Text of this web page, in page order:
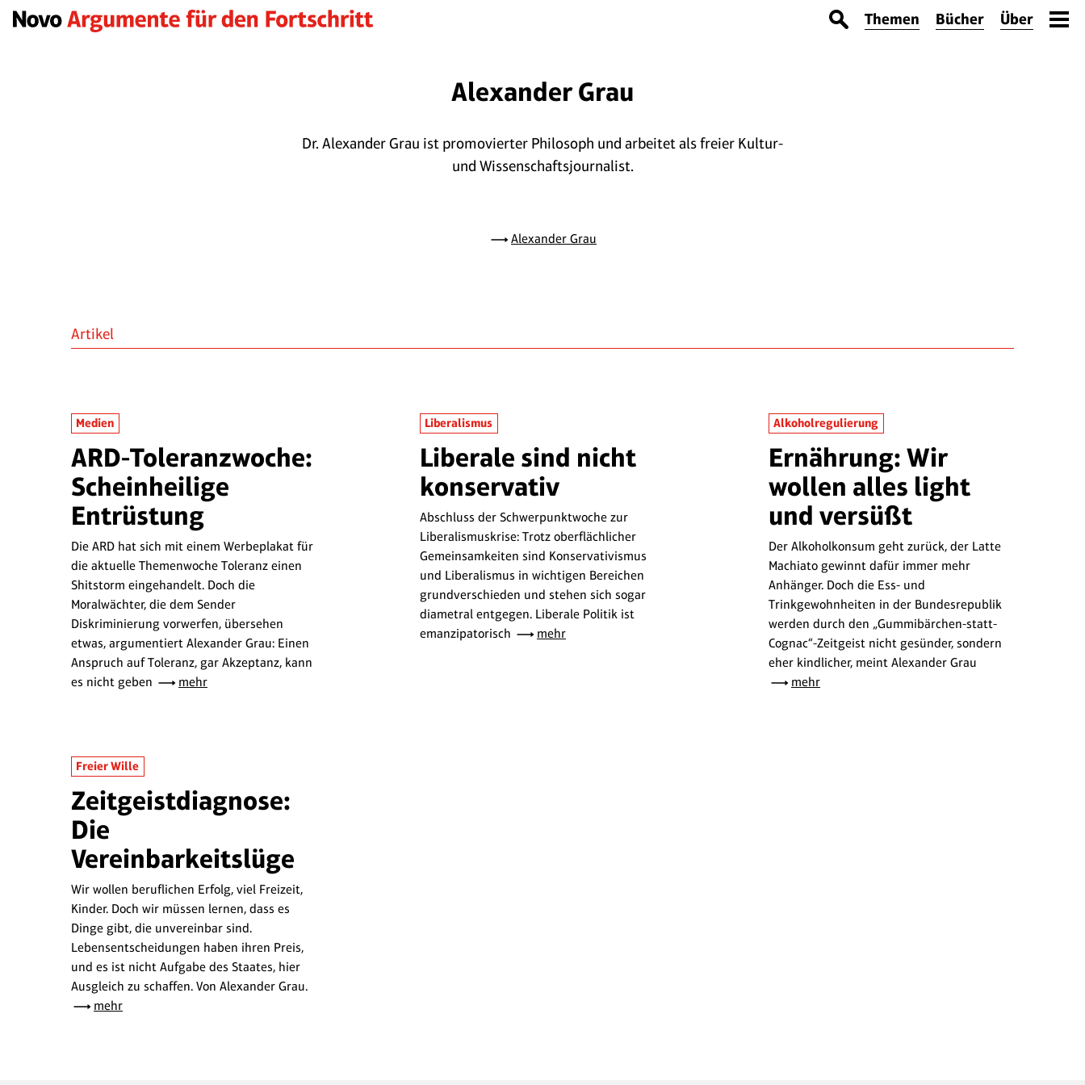
Themen Bücher Über
Alexander Grau
Dr. Alexander Grau ist promovierter Philosoph und arbeitet als freier Kultur-
und Wissenschaftsjournalist.
Alexander Grau
Artikel
Medien
ARD-Toleranzwoche:
Scheinheilige
Entrüstung
Die ARD hat sich mit einem Werbeplakat für
die aktuelle Themenwoche Toleranz einen
Shitstorm eingehandelt. Doch die
Moralwächter, die dem Sender
Diskriminierung vorwerfen, übersehen
etwas, argumentiert Alexander Grau: Einen
Anspruch auf Toleranz, gar Akzeptanz, kann
es nicht geben
mehr
Liberalismus
Liberale sind nicht
konservativ
Abschluss der Schwerpunktwoche zur
Liberalismuskrise: Trotz oberflächlicher
Gemeinsamkeiten sind Konservativismus
und Liberalismus in wichtigen Bereichen
grundverschieden und stehen sich sogar
diametral entgegen. Liberale Politik ist
emanzipatorisch
mehr
Alkoholregulierung
Ernährung: Wir
wollen alles light
und versüßt
Der Alkoholkonsum geht zurück, der Latte
Machiato gewinnt dafür immer mehr
Anhänger. Doch die Ess- und
Trinkgewohnheiten in der Bundesrepublik
werden durch den „Gummibärchen-statt-
Cognac“-Zeitgeist nicht gesünder, sondern
eher kindlicher, meint Alexander Grau
mehr
Freier Wille
Zeitgeistdiagnose:
Die
Vereinbarkeitslüge
Wir wollen beruflichen Erfolg, viel Freizeit,
Kinder. Doch wir müssen lernen, dass es
Dinge gibt, die unvereinbar sind.
Lebensentscheidungen haben ihren Preis,
und es ist nicht Aufgabe des Staates, hier
Ausgleich zu schaffen. Von Alexander Grau.
mehr